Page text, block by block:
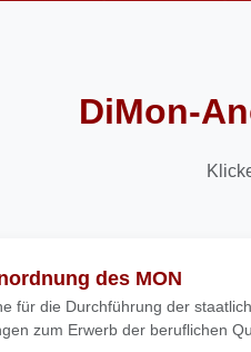
DiMon-
des MON
für die Durchführung der
zum Erwerb der beruflichen